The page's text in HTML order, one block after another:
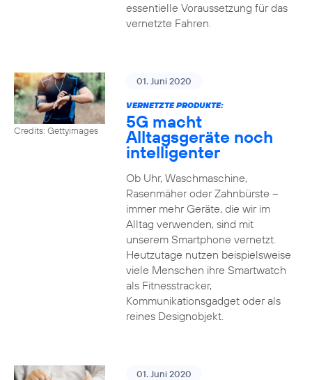
essentielle Voraussetzung für das
vernetzte Fahren.
Credits: Gettyimages
01. Juni 2020
VERNETZTE PRODUKTE:
5G macht
Alltagsgeräte noch
intelligenter
Ob Uhr, Waschmaschine,
Rasenmäher oder Zahnbürste –
immer mehr Geräte, die wir im
Alltag verwenden, sind mit
unserem Smartphone vernetzt.
Heutzutage nutzen beispielsweise
viele Menschen ihre Smartwatch
als Fitnesstracker,
Kommunikationsgadget oder als
reines Designobjekt.
01. Juni 2020